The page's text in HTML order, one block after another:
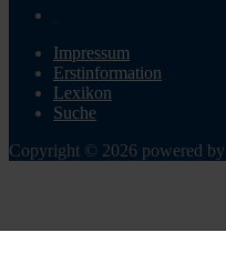
Impressum
Erstinformation
Lexikon
Suche
Copyright © 2026 powered by